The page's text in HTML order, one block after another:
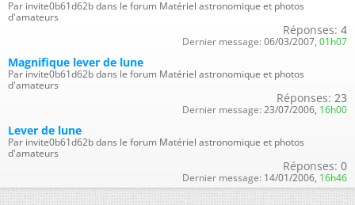
Par invite0b61d62b dans le forum Matériel astronomique et photos
d'amateurs
Réponses: 4
Dernier message: 06/03/2007, 01h07
Magnifique lever de lune
Par invite0b61d62b dans le forum Matériel astronomique et photos
d'amateurs
Réponses: 23
Dernier message: 23/07/2006, 16h00
Lever de lune
Par invite0b61d62b dans le forum Matériel astronomique et photos
d'amateurs
Réponses: 0
Dernier message: 14/01/2006, 16h46